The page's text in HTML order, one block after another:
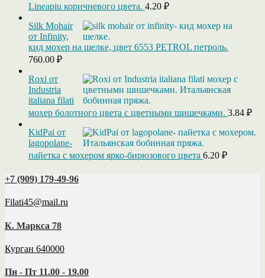
Lineapiu коричневого цвета. 4.20 ₽
Silk Mohair
от Infinity,
кид мохер на шелке, цвет 6553 PETROL петроль.
760.00 ₽
Roxi от
Industria
italiana filati
мохер болотного цвета с цветными шишечками. 3.84 ₽
KidPai от
lagopolane-
пайетка с мохером ярко-бирюзового цвета 6.20 ₽
+7 (909) 179‑49-96
Filati45@mail.ru
К. Маркса 78
Курган 640000
Пн - Пт 11.00 - 19.00